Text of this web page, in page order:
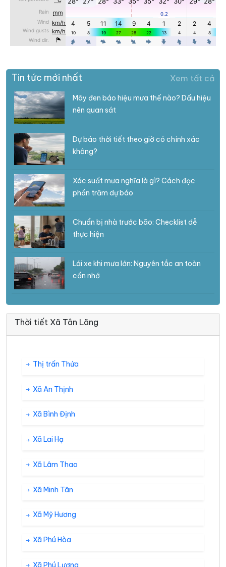
Tin tức mới nhất Xem tất cả
Mây đen báo hiệu mưa thế nào? Dấu hiệu
nên quan sát
Dự báo thời tiết theo giờ có chính xác
không?
Xác suất mưa nghĩa là gì? Cách đọc
phần trăm dự báo
Chuẩn bị nhà trước bão: Checklist dễ
thực hiện
Lái xe khi mưa lớn: Nguyên tắc an toàn
cần nhớ
Thời tiết Xã Tân Lãng
Thị trấn Thứa
Xã An Thịnh
Xã Bình Định
Xã Lai Hạ
Xã Lâm Thao
Xã Minh Tân
Xã Mỹ Hương
Xã Phú Hòa
Xã Phú Lương